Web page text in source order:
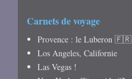
Carnets de voyage
Provence : le Luberon 🇫🇷
Los Angeles, Californie
Las Vegas !